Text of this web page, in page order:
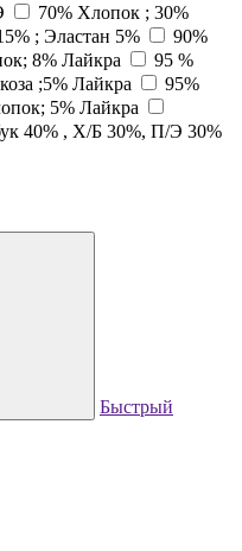
70% Хлопок ; 30%
; Эластан 5%
90%
8% Лайкра
95 %
;5% Лайкра
95%
5% Лайкра
40% , Х/Б 30%, П/Э 30%
Быстрый